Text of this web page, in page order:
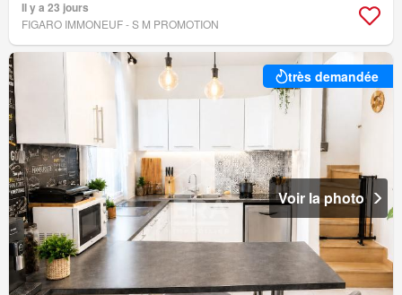
Il y a 23 jours
FIGARO IMMONEUF - S M PROMOTION
très demandée
Voir la photo